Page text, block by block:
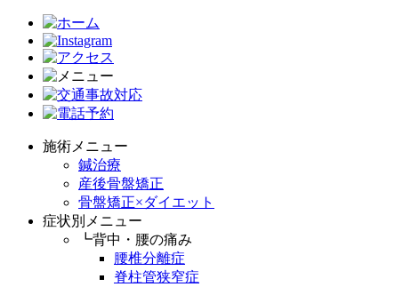
施術メニュー
鍼治療
産後骨盤矯正
骨盤矯正×ダイエット
症状別メニュー
┗背中・腰の痛み
腰椎分離症
脊柱管狭窄症